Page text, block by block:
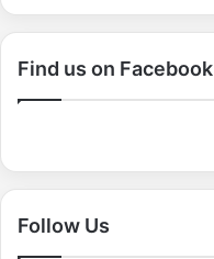
Find us on Facebook
Follow Us